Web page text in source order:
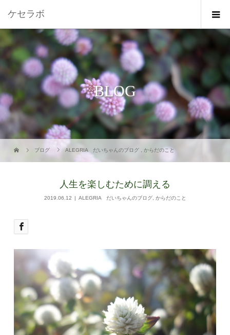
ケセラボ
BLOG
ブログ ALEGRIA だいちゃんのブログ からだのこと
人生を楽しむために調える
2019.06.12 ALEGRIA だいちゃんのブログ, からだのこと